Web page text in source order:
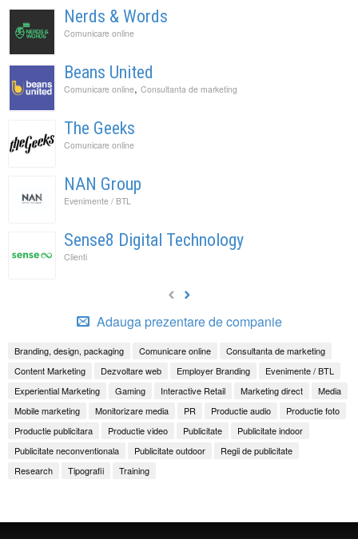
Nerds & Words
Comunicare online
Beans United
Comunicare online, Consultanta de marketing
The Geeks
Comunicare online
NAN Group
Evenimente / BTL
Sense8 Digital Technology
Clienti
Adauga prezentare de companie
Branding, design, packaging Comunicare online
Consultanta de marketing
Content Marketing
Dezvoltare web Employer Branding
Evenimente / BTL
Experiential Marketing
Gaming Interactive Retail Marketing direct
Media
Mobile marketing
Monitorizare media PR Productie audio
Productie foto
Productie publicitara
Productie video Publicitate
Publicitate indoor
Publicitate neconventionala
Publicitate outdoor
Regii de publicitate
Research
Tipografii Training